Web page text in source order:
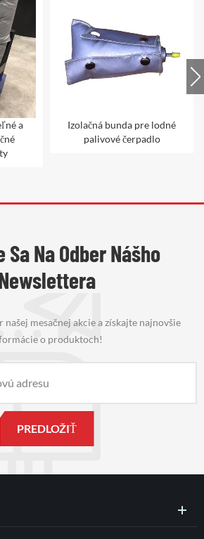
lodné
Tepelná ochrana Tlmič
izolačná deka
Na Odber Nášho
našej mesačnej akcie a získajte najnovšie
o produktoch!